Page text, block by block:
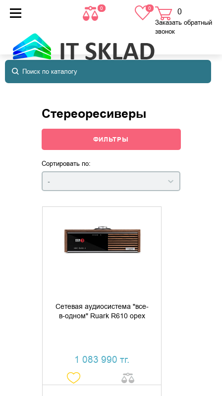
0 0 0
в корзине
Заказать обратный
звонок
Стереоресиверы
ФИЛЬТРЫ
Сортировать по:
-
Cетевая аудиосистема "все-
в-одном" Ruark R610 орех
1 083 990 тг.
ДОБАВИТЬ В КОРЗИНУ